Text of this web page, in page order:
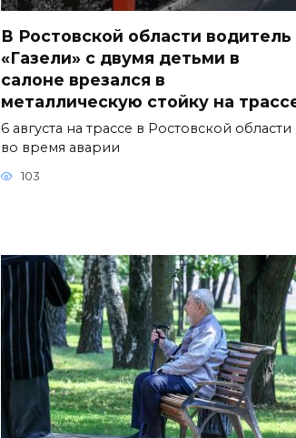
В Ростовской области водитель
«Газели» с двумя детьми в
салоне врезался в
металлическую стойку на
6 августа на трассе в Ростовской области
во время аварии
103